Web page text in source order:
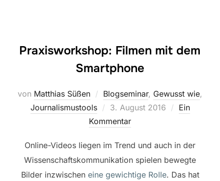
Praxisworkshop: Filmen mit dem
Smartphone
von Matthias Süßen Blogseminar, Gewusst wie,
Journalismustools
Veröffentlicht
am
3. August 2016
Ein
Kommentar
Online-Videos liegen im Trend und auch in der
Wissenschaftskommunikation spielen bewegte
Bilder inzwischen eine gewichtige Rolle. Das hat